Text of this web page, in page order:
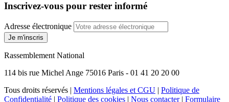
Inscrivez-vous pour rester informé
Adresse électronique
Je m'inscris
Rassemblement National
114 bis rue Michel Ange 75016 Paris - 01 41 20 20 00
Tous droits réservés | Mentions légales et CGU | Politique de
Confidentialité | Politique des cookies | Nous contacter| Formulaire